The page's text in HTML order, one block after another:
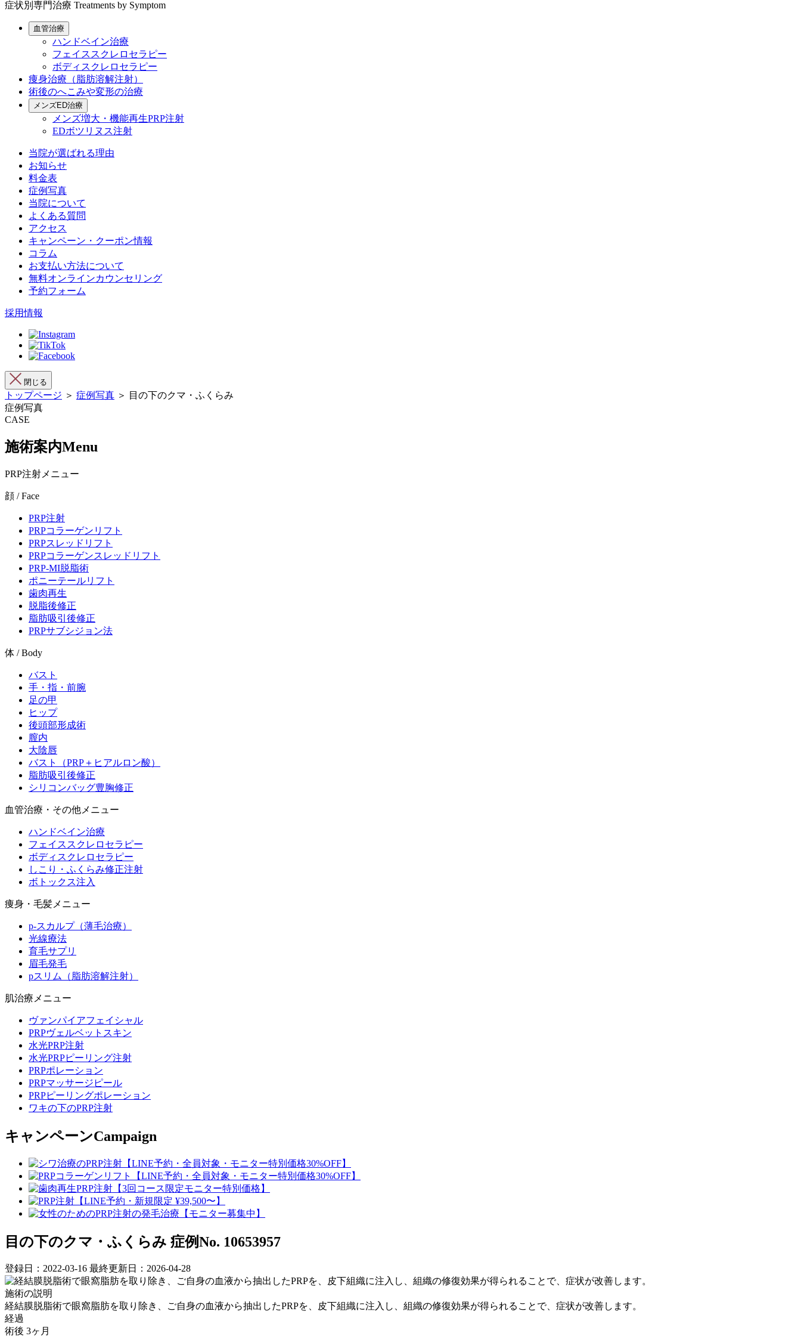
症状別専門治療 Treatments by Symptom
血管治療
ハンドベイン治療
フェイススクレロセラピー
ボディスクレロセラピー
痩身治療（脂肪溶解注射）
術後のへこみや変形の治療
メンズED治療
メンズ増大・機能再生PRP注射
EDボツリヌス注射
当院が選ばれる理由
お知らせ
料金表
症例写真
当院について
よくある質問
アクセス
キャンペーン・クーポン情報
コラム
お支払い方法について
無料オンラインカウンセリング
予約フォーム
採用情報
閉じる
トップページ ＞ 症例写真 ＞ 目の下のクマ・ふくらみ
症例写真
CASE
施術案内Menu
PRP注射メニュー
顔 / Face
PRP注射
PRPコラーゲンリフト
PRPスレッドリフト
PRPコラーゲンスレッドリフト
PRP-MI脱脂術
ポニーテールリフト
歯肉再生
脱脂後修正
脂肪吸引後修正
PRPサブシジョン法
体 / Body
バスト
手・指・前腕
足の甲
ヒップ
後頭部形成術
膣内
大陰唇
バスト（PRP＋ヒアルロン酸）
脂肪吸引後修正
シリコンバッグ豊胸修正
血管治療・その他メニュー
ハンドベイン治療
フェイススクレロセラピー
ボディスクレロセラピー
しこり・ふくらみ修正注射
ボトックス注入
痩身・毛髪メニュー
p-スカルプ（薄毛治療）
光線療法
育毛サプリ
眉毛発毛
pスリム（脂肪溶解注射）
肌治療メニュー
ヴァンパイアフェイシャル
PRPヴェルベットスキン
水光PRP注射
水光PRPピーリング注射
PRPポレーション
PRPマッサージピール
PRPピーリングポレーション
ワキの下のPRP注射
キャンペーンCampaign
目の下のクマ・ふくらみ 症例No. 10653957
登録日：2022-03-16 最終更新日：2026-04-28
施術の説明
経結膜脱脂術で眼窩脂肪を取り除き、ご自身の血液から抽出したPRPを、皮下組織に注入し、組織の修復効果が得られることで、症状が改善します。
経過
術後 3ヶ月